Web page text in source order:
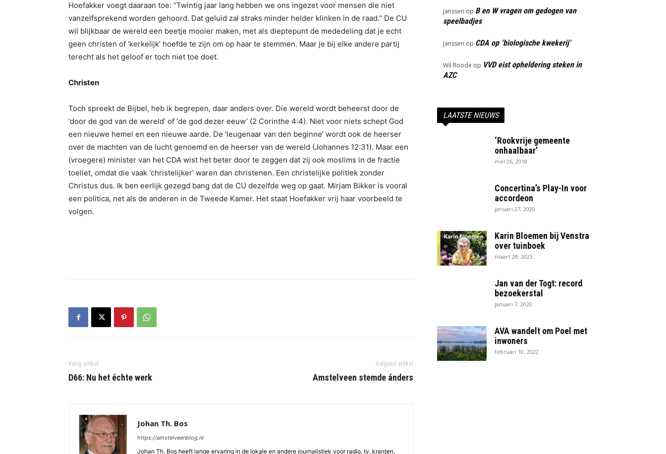
Hoefakker voegt daaraan toe: “Twintig jaar lang hebben we ons ingezet voor mensen die niet
vanzelfsprekend worden gehoord. Dat geluid zal straks minder helder klinken in de raad.” De CU
wil blijkbaar de wereld een beetje mooier maken, met als dieptepunt de mededeling dat je echt
geen christen of ‘kerkelijk’ hoefde te zijn om op haar te stemmen. Maar je bij elke andere partij
terecht als het geloof er toch niet toe doet.
Christen
Toch spreekt de Bijbel, heb ik begrepen, daar anders over. Die wereld wordt beheerst door de
‘door de god van de wereld’ of ‘de god dezer eeuw’ (2 Corinthe 4:4). Niet voor niets schept God
een nieuwe hemel en een nieuwe aarde. De ‘leugenaar van den beginne’ wordt ook de heerser
over de machten van de lucht genoemd en de heerser van de wereld (Johannes 12:31). Maar een
(vroegere) minister van het CDA wist het beter door te zeggen dat zij ook moslims in de fractie
toeliet, omdat die vaak ‘christelijker’ waren dan christenen. Een christelijke politiek zonder
Christus dus. Ik ben eerlijk gezegd bang dat de CU dezelfde weg op gaat. Mirjam Bikker is vooral
een politica, net als de anderen in de Tweede Kamer. Het staat Hoefakker vrij haar voorbeeld te
volgen.
Vorig artikel
D66: Nu het échte werk
Volgend artikel
Amstelveen stemde ánders
Johan Th. Bos
https://amstelveenblog.nl
Johan Th. Bos heeft lange ervaring in de lokale en andere journalistiek voor radio, tv, kranten,
Janssen op B en W vragen om gedogen van
speelbadjes
Janssen op CDA op ‘biologische kwekerij’
Wil Roode op VVD eist opheldering steken in
AZC
LAATSTE NIEUWS
‘Rookvrije gemeente
onhaalbaar’
mei 26, 2018
Concertina’s Play-In voor
accordeon
januari 27, 2020
Karin Bloemen bij Venstra
over tuinboek
maart 28, 2023
Jan van der Togt: record
bezoekerstal
januari 7, 2020
AVA wandelt om Poel met
inwoners
februari 10, 2022